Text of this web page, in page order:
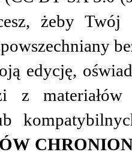
żeby Twój
edycję,
z